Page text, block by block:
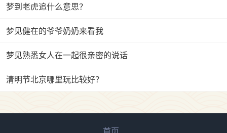
梦到老虎追什么意思？
梦见健在的爷爷奶奶来看我
梦见熟悉女人在一起很亲密的说话
清明节北京哪里玩比较好？